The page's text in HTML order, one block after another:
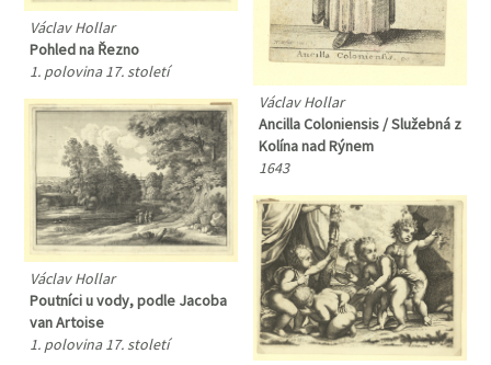
Václav Hollar
Ancilla Coloniensis / Služebná z
Kolína nad Rýnem
1643
Václav Hollar
Pohled na Řezno
1. polovina 17. století
Václav Hollar
Poutníci u vody, podle Jacoba
van Artoise
1. polovina 17. století